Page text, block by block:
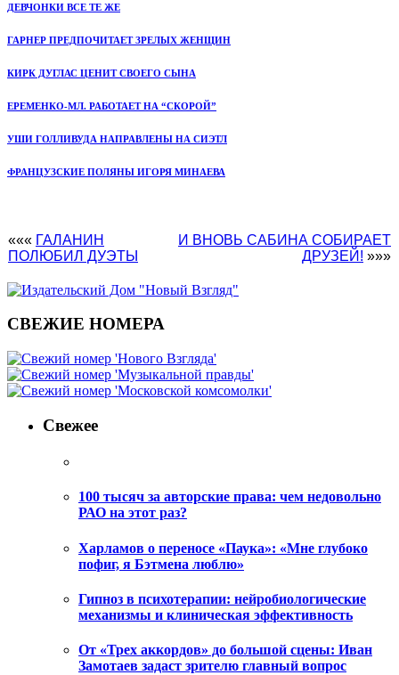
ДЕВЧОНКИ ВСЕ ТЕ ЖЕ
ГАРНЕР ПРЕДПОЧИТАЕТ ЗРЕЛЫХ ЖЕНЩИН
КИРК ДУГЛАС ЦЕНИТ СВОЕГО СЫНА
ЕРЕМЕНКО-МЛ. РАБОТАЕТ НА “СКОРОЙ”
УШИ ГОЛЛИВУДА НАПРАВЛЕНЫ НА СИЭТЛ
ФРАНЦУЗСКИЕ ПОЛЯНЫ ИГОРЯ МИНАЕВА
««« ГАЛАНИН
ПОЛЮБИЛ ДУЭТЫ
И ВНОВЬ САБИНА СОБИРАЕТ
ДРУЗЕЙ! »»»
СВЕЖИЕ НОМЕРА
Свежее
100 тысяч за авторские права: чем недовольно
РАО на этот раз?
Харламов о переносе «Паука»: «Мне глубоко
пофиг, я Бэтмена люблю»
Гипноз в психотерапии: нейробиологические
механизмы и клиническая эффективность
От «Трех аккордов» до большой сцены: Иван
Замотаев задаст зрителю главный вопрос